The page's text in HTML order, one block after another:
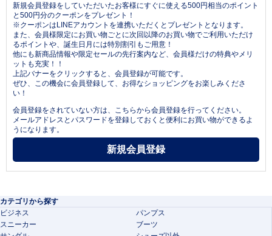
新規会員登録をしていただいたお客様にすぐに使える500円相当のポイント
と500円分のクーポンをプレゼント！
※クーポンはLINEアカウントを連携いただくとプレゼントとなります。
また、会員様限定にお買い物ごとに次回以降のお買い物でご利用いただけ
るポイントや、誕生日月には特別割引もご用意！
他にも新商品情報や限定セールの先行案内など、会員様だけの特典やメリ
ットも充実！！
上記バナーをクリックすると、会員登録が可能です。
ぜひ、この機会に会員登録して、お得なショッピングをお楽しみくださ
い！
会員登録をされていない方は、こちらから会員登録を行ってください。
メールアドレスとパスワードを登録しておくと便利にお買い物ができるよ
うになります。
カテゴリから探す
ビジネス
パンプス
スニーカー
ブーツ